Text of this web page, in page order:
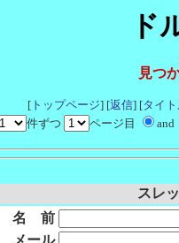
ド
見つ
[トップページ] [返信] [タイ
件ずつ
ページ目 and
スレ
名 前